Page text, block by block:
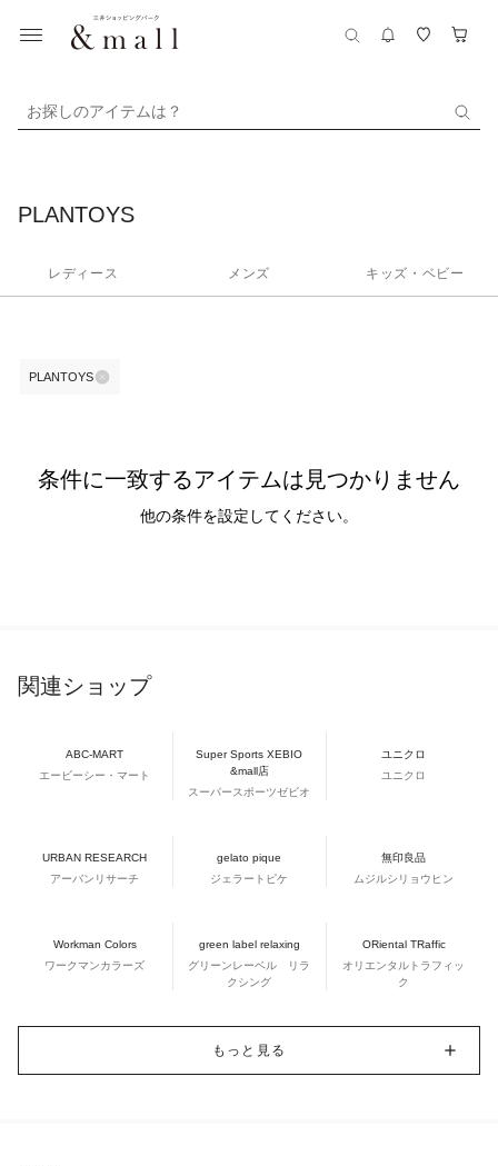
お探しのアイテムは？
PLANTOYS
レディース メンズ キッズ・ベビー
PLANTOYS
条件に一致するアイテムは見つかりません
他の条件を設定してください。
関連ショップ
ABC-MART
エービーシー・マート
Super Sports XEBIO
&mall店
スーパースポーツゼビオ
ユニクロ
ユニクロ
URBAN RESEARCH
アーバンリサーチ
gelato pique
ジェラートピケ
無印良品
ムジルシリョウヒン
Workman Colors
ワークマンカラーズ
green label relaxing
グリーンレーベル リラ
クシング
ORiental TRaffic
オリエンタルトラフィッ
ク
もっと見る